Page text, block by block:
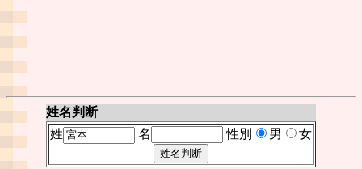
姓名判断
姓
名 性別 男 女